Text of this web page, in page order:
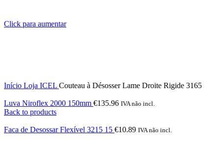
Click para aumentar
Início Loja ICEL Couteau à Désosser Lame Droite Rigide 3165
Luva Niroflex 2000 150mm €135.96 IVA não incl.
Back to products
Faca de Desossar Flexível 3215 15 €10.89 IVA não incl.